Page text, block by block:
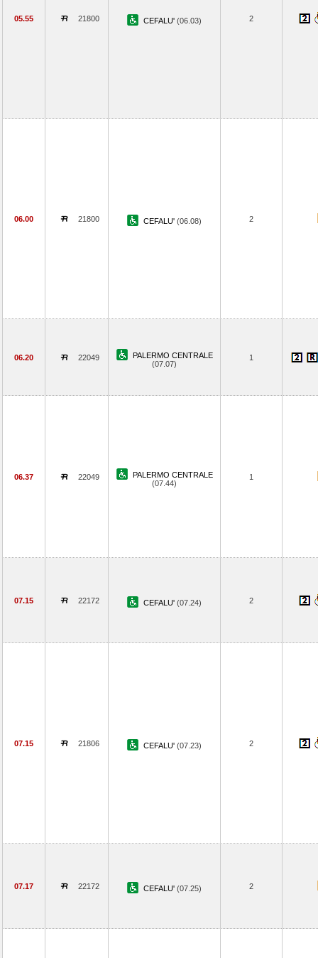
05.55 21800 CEFALU' (06.03) 2
06.00 21800 CEFALU' (06.08) 2
06.20 22049
PALERMO CENTRALE
(07.07)
1
06.37 22049
PALERMO CENTRALE
(07.44)
1
07.15 22172 CEFALU' (07.24) 2
07.15 21806 CEFALU' (07.23) 2
07.17 22172 CEFALU' (07.25) 2